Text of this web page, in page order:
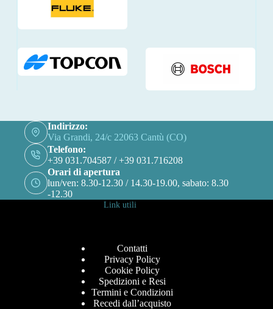
Indirizzo:
Via Grandi, 24/c 22063 Cantù (CO)
Telefono:
+39 031.704587 / +39 031.716208
Orari di apertura
lun/ven: 8.30-12.30 / 14.30-19.00, sabato: 8.30
-12.30
Link utili
Contatti
Privacy Policy
Cookie Policy
Spedizioni e Resi
Termini e Condizioni
Recedi dall’acquisto